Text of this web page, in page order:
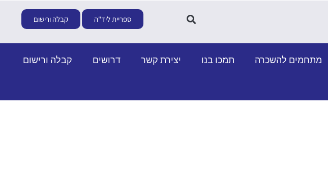
ספריית ליד"ה קבלה ורישום
מתחמים להשכרה תמכו בנו יצירת קשר דרושים
קבלה ורישום